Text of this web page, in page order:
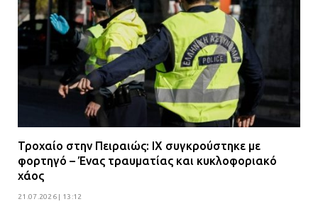
Τροχαίο στην Πειραιώς: ΙΧ συγκρούστηκε με
φορτηγό – Ένας τραυματίας και κυκλοφοριακό
χάος
21.07.2026 | 13:12